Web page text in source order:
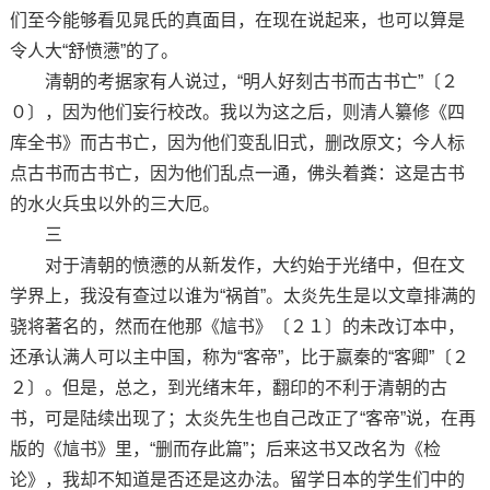
们至今能够看见晁氏的真面目，在现在说起来，也可以算是
令人大“舒愤懑”的了。
清朝的考据家有人说过，“明人好刻古书而古书亡”〔２
０〕，因为他们妄行校改。我以为这之后，则清人纂修《四
库全书》而古书亡，因为他们变乱旧式，删改原文；今人标
点古书而古书亡，因为他们乱点一通，佛头着粪：这是古书
的水火兵虫以外的三大厄。
三
对于清朝的愤懑的从新发作，大约始于光绪中，但在文
学界上，我没有查过以谁为“祸首”。太炎先生是以文章排满的
骁将著名的，然而在他那《訄书》〔２１〕的未改订本中，
还承认满人可以主中国，称为“客帝”，比于嬴秦的“客卿”〔２
２〕。但是，总之，到光绪末年，翻印的不利于清朝的古
书，可是陆续出现了；太炎先生也自己改正了“客帝”说，在再
版的《訄书》里，“删而存此篇”；后来这书又改名为《检
论》，我却不知道是否还是这办法。留学日本的学生们中的